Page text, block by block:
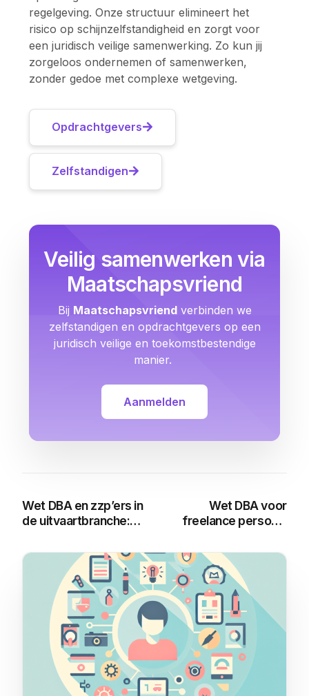
regelgeving. Onze structuur elimineert het
risico op schijnzelfstandigheid en zorgt voor
een juridisch veilige samenwerking. Zo kun jij
zorgeloos ondernemen of samenwerken,
zonder gedoe met complexe wetgeving.
Opdrachtgevers
Zelfstandigen
Veilig samenwerken via
Maatschapsvriend
Bij Maatschapsvriendverbinden we
zelfstandigen en opdrachtgevers op een
juridisch veilige en toekomstbestendige
manier.
Aanmelden
Wet DBA en zzp’ers in
de uitvaartbranche:
weten
Wet DBA voor
freelance personal
moet weten
You may also like